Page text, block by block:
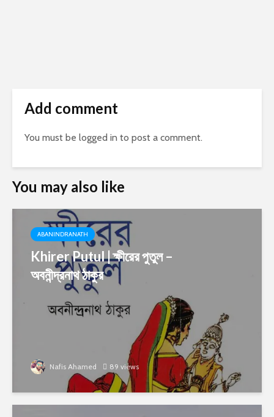
Add comment
You must be logged in to post a comment.
You may also like
ABANINDRANATH
Khirer Putul | ক্ষীরের পুতুল –
অবনীন্দ্রনাথ ঠাকুর
Nafis Ahamed 89 views